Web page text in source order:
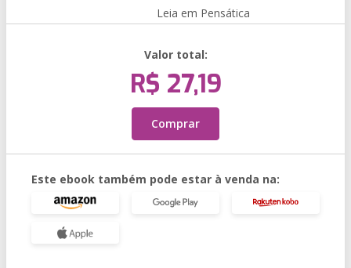
Leia em Pensática
Valor total:
R$ 27,19
Comprar
Este ebook também pode estar à venda na: